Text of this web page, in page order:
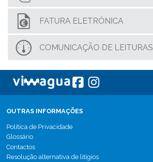
FATURA ELETRÓNICA
COMUNICAÇÃO DE LEITURAS
OUTRAS INFORMAÇÕES
Política de Privacidade
Glossário
Contactos
Resolução alternativa de litígios